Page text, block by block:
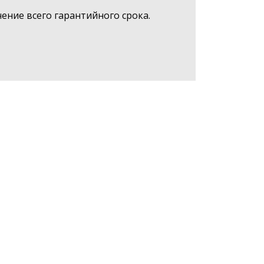
всего гарантийного срока.